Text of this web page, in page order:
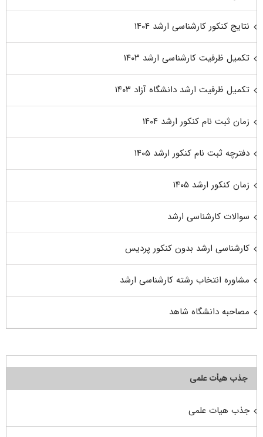
نتایج کنکور کارشناسی ارشد ۱۴۰۴
تکمیل ظرفیت کارشناسی ارشد ۱۴۰۳
تکمیل ظرفیت ارشد دانشگاه آزاد ۱۴۰۳
زمان ثبت نام کنکور ارشد ۱۴۰۴
دفترچه ثبت نام کنکور ارشد ۱۴۰۵
زمان کنکور ارشد ۱۴۰۵
سوالات کارشناسی ارشد
کارشناسی ارشد بدون کنکور پردیس
مشاوره انتخاب رشته کارشناسی ارشد
مصاحبه دانشگاه شاهد
جذب هیأت علمی
جذب هیات علمی